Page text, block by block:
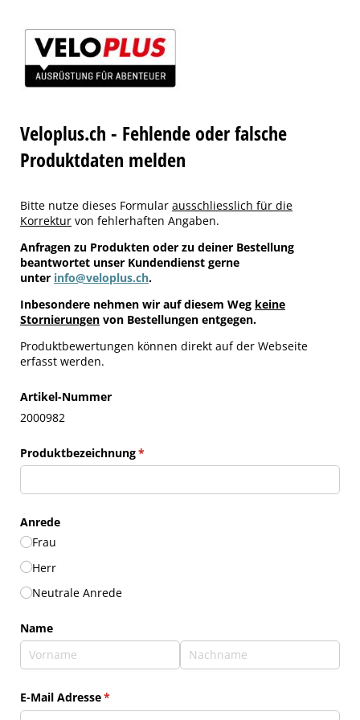
Veloplus.ch - Fehlende oder falsche
Produktdaten melden
Bitte nutze dieses Formular ausschliesslich für die
Korrektur von fehlerhaften Angaben.
Anfragen zu Produkten oder zu deiner Bestellung
beantwortet unser Kundendienst gerne
unter info@veloplus.ch.
Inbesondere nehmen wir auf diesem Weg keine
Stornierungen von Bestellungen entgegen.
Produktbewertungen können direkt auf der Webseite
erfasst werden.
Artikel-Nummer
2000982
Produktbezeichnung*
(erforderlich)
Anrede
Frau
Herr
Neutrale Anrede
Name
E-Mail Adresse*
(erforderlich)